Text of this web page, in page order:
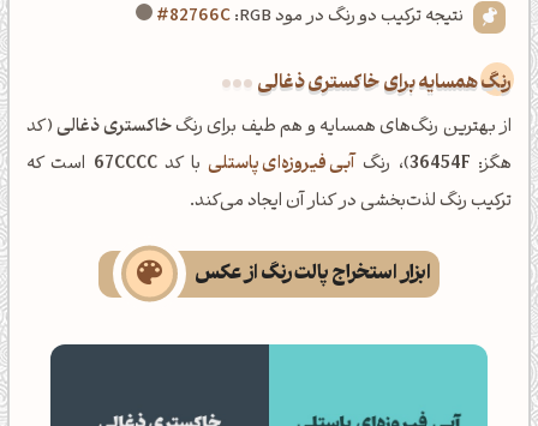
نتیجه ترکیب دو رنگ در مود RGB:
#82766C
رنگ همسایه برای خاکستری ذغالی
از بهترین رنگ‌های همسایه و هم طیف برای رنگخاکستری ذغالی(کد
هگز: 36454F)، رنگآبی فیروزه‌ای پاستلی با کد67CCCC است که
ترکیب رنگ لذت‌بخشی در کنار آن ایجاد می‌کند.
ابزار استخراج پالت رنگ از عکس